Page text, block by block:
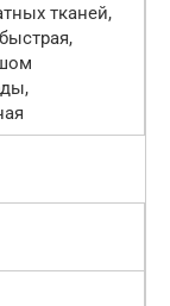
тканей,